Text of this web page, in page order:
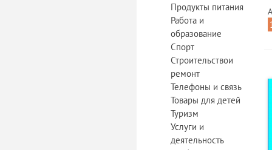
Продукты питания
Работа и
образование
Спорт
Строительствои
ремонт
Телефоны и связь
Товары для детей
Туризм
Услуги и
деятельность